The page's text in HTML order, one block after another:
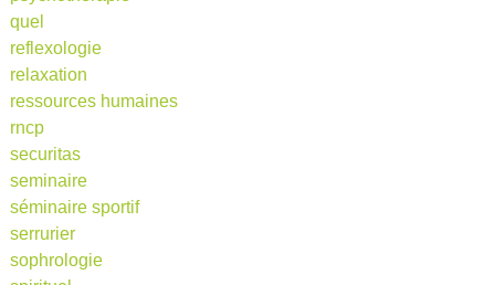
quel
reflexologie
relaxation
ressources humaines
rncp
securitas
seminaire
séminaire sportif
serrurier
sophrologie